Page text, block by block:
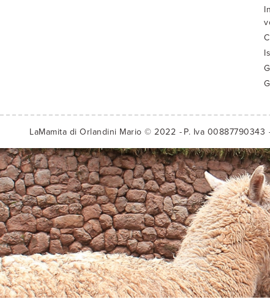
LaMamita di Orlandini Mario © 2022 P. Iva 00887790343